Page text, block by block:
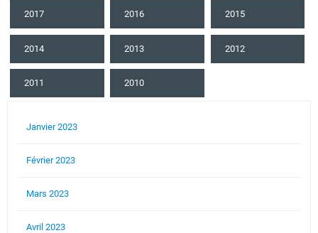
2017 2016 2015
2014 2013 2012
2011 2010
Janvier 2023
Février 2023
Mars 2023
Avril 2023